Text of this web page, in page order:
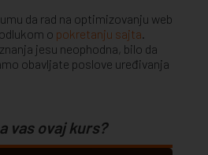
da rad na optimizovanju web
o pokretanju sajta.
jesu neophodna, bilo da
obavljate poslove uređivanja
vas ovaj kurs?